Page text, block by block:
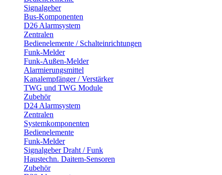
Signalgeber
Bus-Komponenten
D26 Alarmsystem
Zentralen
Bedienelemente / Schalteinrichtungen
Funk-Melder
Funk-Außen-Melder
Alarmierungsmittel
Kanalempfänger / Verstärker
TWG und TWG Module
Zubehör
D24 Alarmsystem
Zentralen
Systemkomponenten
Bedienelemente
Funk-Melder
Signalgeber Draht / Funk
Haustechn. Daitem-Sensoren
Zubehör